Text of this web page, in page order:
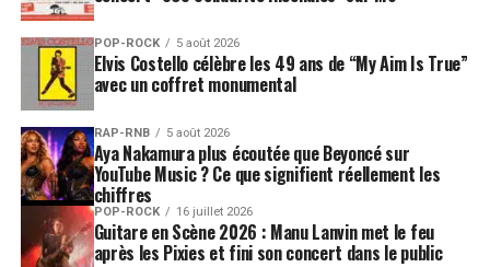
POP-ROCK 5 août 2026
Elvis Costello célèbre les 49 ans de “My Aim Is True”
avec un coffret monumental
RAP-RNB 5 août 2026
Aya Nakamura plus écoutée que Beyoncé sur
YouTube Music ? Ce que signifient réellement les
chiffres
POP-ROCK 16 juillet 2026
Guitare en Scène 2026 : Manu Lanvin met le feu
après les Pixies et fini son concert dans le public